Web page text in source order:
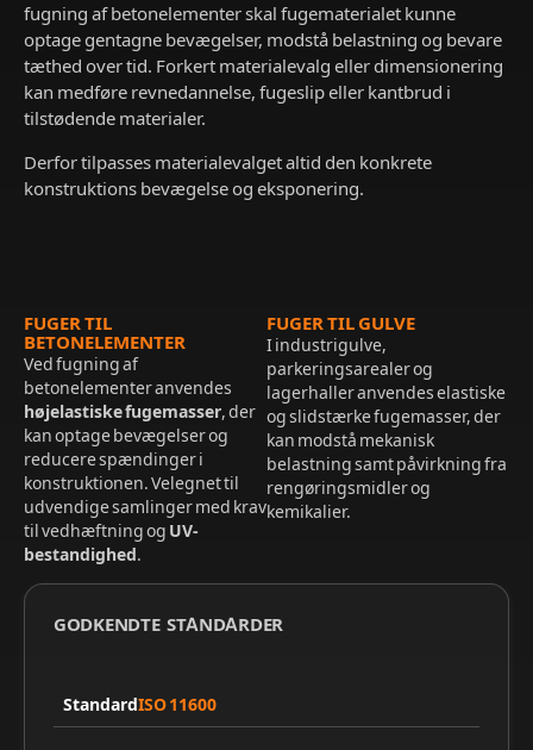
fugning af betonelementer skal fugematerialet kunne
optage gentagne bevægelser, modstå belastning og bevare
tæthed over tid. Forkert materialevalg eller dimensionering
kan medføre revnedannelse, fugeslip eller kantbrud i
tilstødende materialer.
Derfor tilpasses materialevalget altid den konkrete
konstruktions bevægelse og eksponering.
FUGER TIL
BETONELEMENTER
Ved fugning af
betonelementer anvendes
højelastiske fugemasser, der
kan optage bevægelser og
reducere spændinger i
konstruktionen. Velegnet til
udvendige samlinger med krav
til vedhæftning og UV-
bestandighed.
FUGER TIL GULVE
I industrigulve,
parkeringsarealer og
lagerhaller anvendes elastiske
og slidstærke fugemasser, der
kan modstå mekanisk
belastning samt påvirkning fra
rengøringsmidler og
kemikalier.
GODKENDTE STANDARDER
StandardISO 11600